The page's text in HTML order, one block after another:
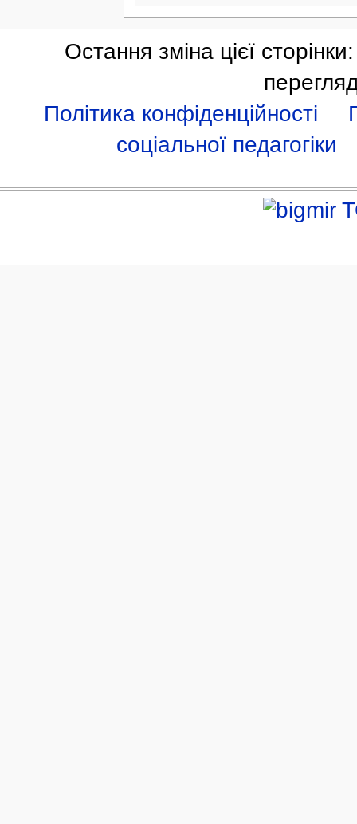
Остання зміна цієї
Політика конфіденційності
соціальної педагогіки